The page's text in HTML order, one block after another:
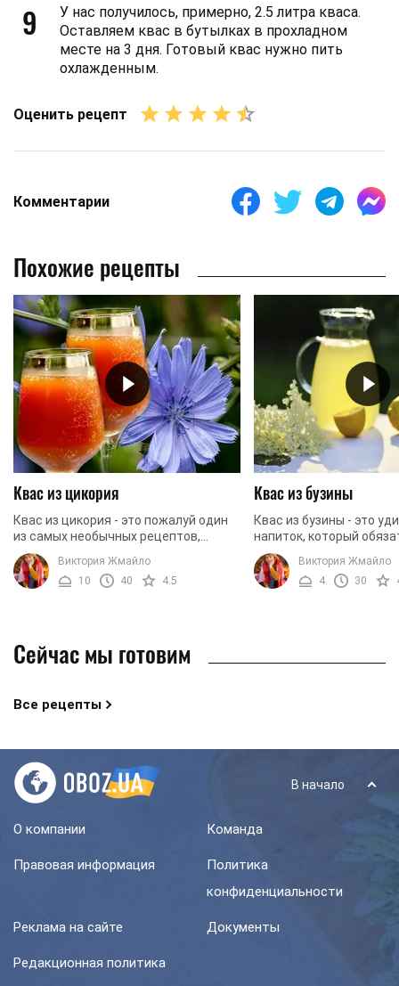
9
У нас получилось, примерно, 2.5 литра кваса.
Оставляем квас в бутылках в прохладном
месте на 3 дня. Готовый квас нужно пить
охлажденным.
Оценить рецепт
Комментарии
Похожие рецепты
Квас из цикория
Квас из цикория - это пожалуй один
из самых необычных рецептов,
которые можно найти. Этот напиток
удивит вас своим неординарным
вкусом. Однако, если ...
Виктория Жмайло
10
40 4.5
Квас из бузины
Квас из бузины - это
напиток, который
понравится. Основное
этого рецепта -
приготовления. Однако,
Виктория Жмайло
4
30
Сейчас мы готовим
Все рецепты
В начало
О компании Команда
Правовая информация
Политика
конфиденциальности
Реклама на сайте Документы
Редакционная политика